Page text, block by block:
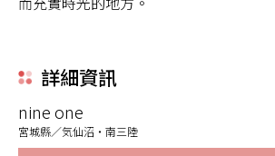
詳細資訊
nine one
宮城縣／気仙沼・南三陸